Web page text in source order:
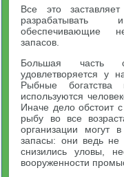
Все это заставляет
разрабатывать
обеспечивающие
запасов.
Большая часть
удовлетворяется у
Рыбные
используются
Иначе дело обстоит
рыбу во все
организации могут
запасы: они ведь не
снизились уловы,
вооруженности